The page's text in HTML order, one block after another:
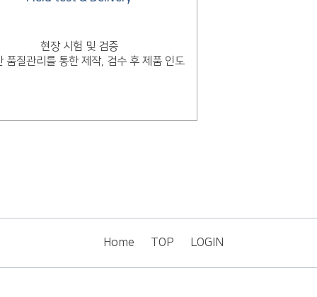
현장 시험 및 검증
품질관리를 통한 제작, 검수 후 제품 인도
Home TOP LOGIN